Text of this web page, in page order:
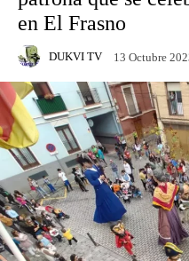
en El Frasno
DUKVI TV 13 Octubre